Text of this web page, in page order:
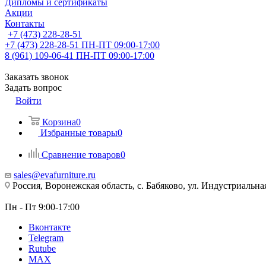
Дипломы и сертификаты
Акции
Контакты
+7 (473) 228-28-51
+7 (473) 228-28-51 ПН-ПТ 09:00-17:00
8 (961) 109-06-41 ПН-ПТ 09:00-17:00
Заказать звонок
Задать вопрос
Войти
Корзина0
Избранные товары0
Сравнение товаров0
sales@evafurniture.ru
Россия, Воронежская область, с. Бабяково, ул.
Пн - Пт 9:00-17:00
Вконтакте
Telegram
Rutube
MAX